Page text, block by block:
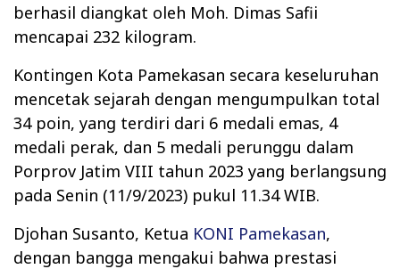
berhasil diangkat oleh Moh. Dimas Safii
mencapai 232 kilogram.
Kontingen Kota Pamekasan secara keseluruhan
mencetak sejarah dengan mengumpulkan total
34 poin, yang terdiri dari 6 medali emas, 4
medali perak, dan 5 medali perunggu dalam
Porprov Jatim VIII tahun 2023 yang berlangsung
pada Senin (11/9/2023) pukul 11.34 WIB.
Djohan Susanto, Ketua KONI Pamekasan,
dengan bangga mengakui bahwa prestasi